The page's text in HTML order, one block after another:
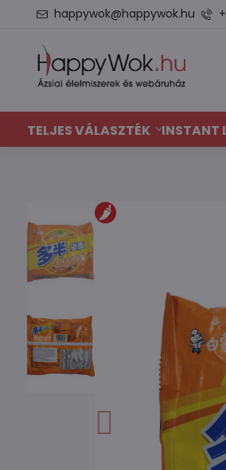
happywok@happywok.hu
TELJES VÁLASZTÉK INSTANT